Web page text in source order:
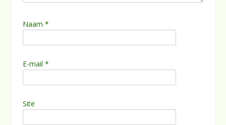
Naam *
E-mail *
Site